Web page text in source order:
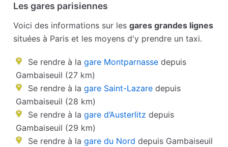
Les gares parisiennes
Voici des informations sur lesgares grandes lignes
situées à Paris et les moyens d'y prendre un taxi.
Se rendre à la gare Montparnasse depuis
Gambaiseuil (27 km)
Se rendre à la gare Saint-Lazare depuis
Gambaiseuil (28 km)
Se rendre à la gare d’Austerlitz depuis
Gambaiseuil (29 km)
Se rendre à la gare du Nord depuis Gambaiseuil